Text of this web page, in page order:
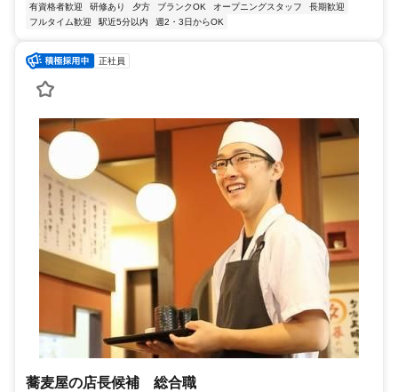
有資格者歓迎
研修あり 夕方 ブランクOK オープニングスタッフ
長期歓迎
フルタイム歓迎
駅近5分以内 週2・3日からOK
正社員
蕎麦屋の店長候補 総合職